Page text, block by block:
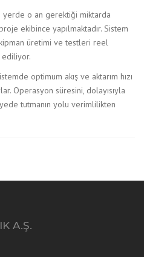
o an gerektiği miktarda
ekibince yapılmaktadır. Sistem
üretimi ve testleri reel
ediliyor.
optimum akış ve aktarım hızı
Operasyon süresini, dolayısıyla
tutmanın yolu verimlilikten
A.Ş.